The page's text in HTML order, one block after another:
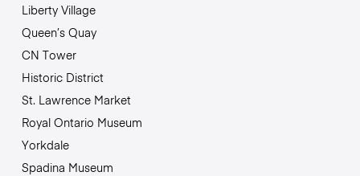
Liberty Village
Queen’s Quay
CN Tower
Historic District
St. Lawrence Market
Royal Ontario Museum
Yorkdale
Spadina Museum